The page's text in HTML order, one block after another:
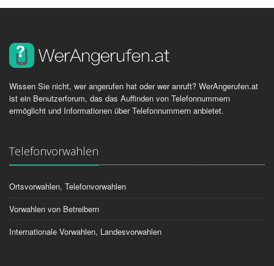
Wissen Sie nicht, wer angerufen hat oder wer anruft? WerAngerufen.at
ist ein Benutzerforum, das das Auffinden von Telefonnummern
ermöglicht und Informationen über Telefonnummern anbietet.
Telefonvorwahlen
Ortsvorwahlen, Telefonvorwahlen
Vorwahlen von Betreibern
Internationale Vorwahlen, Landesvorwahlen